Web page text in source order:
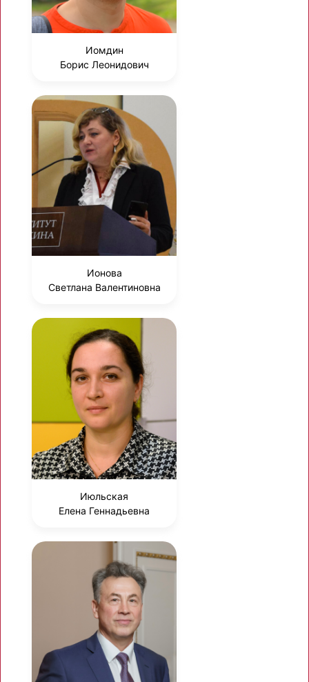
Иомдин
Борис Леонидович
Ионова
Светлана Валентиновна
Июльская
Елена Геннадьевна